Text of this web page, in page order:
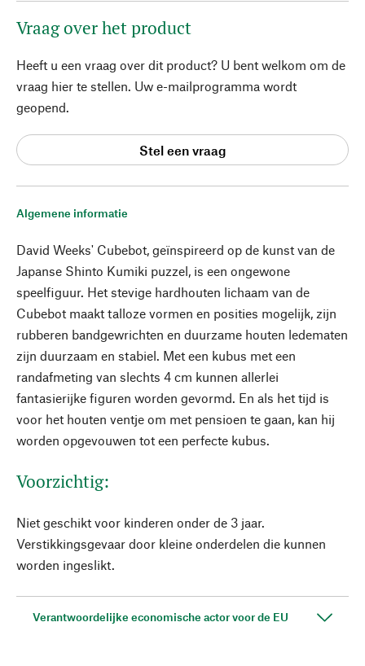
Algemene informatie
David Weeks' Cubebot, geïnspireerd op de kunst van de
Japanse Shinto Kumiki puzzel, is een ongewone
speelfiguur. Het stevige hardhouten lichaam van de
Cubebot maakt talloze vormen en posities mogelijk, zijn
rubberen bandgewrichten en duurzame houten ledematen
zijn duurzaam en stabiel. Met een kubus met een
randafmeting van slechts 4 cm kunnen allerlei
fantasierijke figuren worden gevormd. En als het tijd is
voor het houten ventje om met pensioen te gaan, kan hij
worden opgevouwen tot een perfecte kubus.
Voorzichtig:
Niet geschikt voor kinderen onder de 3 jaar.
Verstikkingsgevaar door kleine onderdelen die kunnen
worden ingeslikt.
Verantwoordelijke economische actor voor de EU
Vraag over het product
Heeft u een vraag over dit product? U bent welkom om de
vraag hier te stellen. Uw e-mailprogramma wordt
geopend.
Stel een vraag